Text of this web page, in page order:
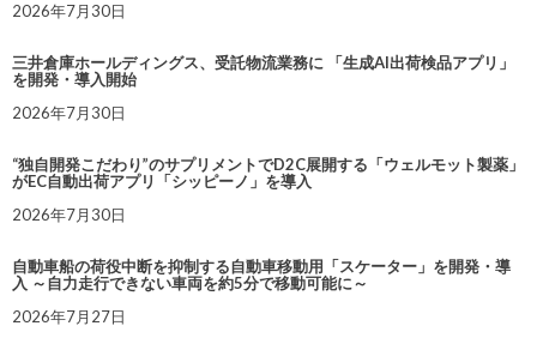
2026年7月30日
三井倉庫ホールディングス、受託物流業務に 「生成AI出荷検品アプリ」
を開発・導入開始
2026年7月30日
“独自開発こだわり”のサプリメントでD2C展開する「ウェルモット製薬」
がEC自動出荷アプリ「シッピーノ」を導入
2026年7月30日
自動車船の荷役中断を抑制する自動車移動用「スケーター」を開発・導
入 ～自力走行できない車両を約5分で移動可能に～
2026年7月27日